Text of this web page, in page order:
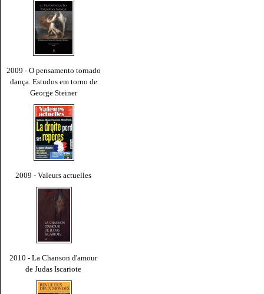
2009 - O pensamento tornado
dança. Estudos em torno de
George Steiner
2009 - Valeurs actuelles
2010 - La Chanson d'amour
de Judas Iscariote